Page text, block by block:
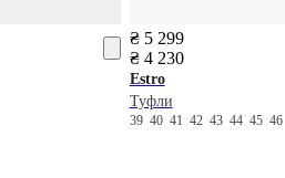
₴ 5 299
₴ 4 230
Estro
Туфли
39 40 41 42 43 44 45 46